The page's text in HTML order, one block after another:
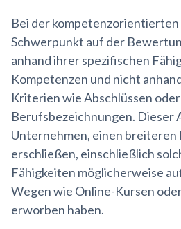
Bei der
Schwerpunkt auf der
anhand ihrer spezifischen
Kompetenzen und nicht
Kriterien wie Abschlüssen
Berufsbezeichnungen. Dieser
Unternehmen, einen breiteren
erschließen, einschließlich
Fähigkeiten möglicherweise
Wegen wie Online-Kursen
erworben haben.